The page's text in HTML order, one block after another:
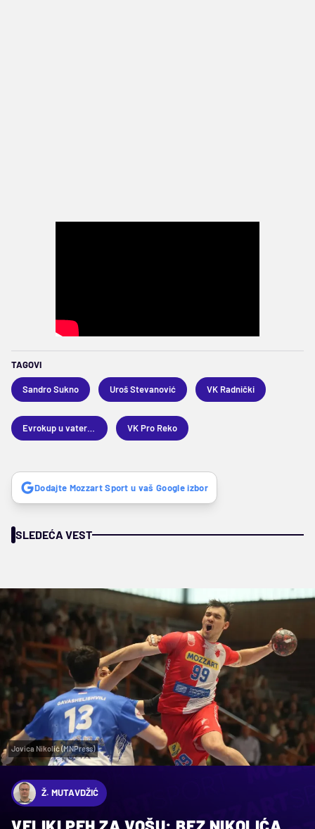
TAGOVI
Sandro Sukno Uroš Stevanović VK Radnički
VK Pro Reko
Dodajte Mozzart Sport u vaš Google izbor
SLEDEĆA VEST
Jovica Nikolić (MNPress)
Ž. MUTAVDŽIĆ